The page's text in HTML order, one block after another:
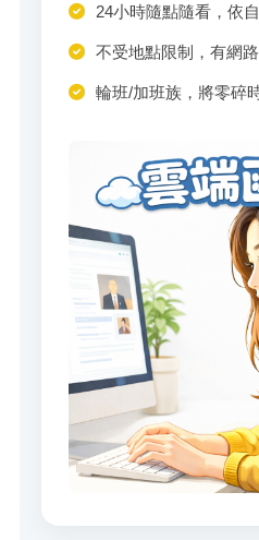
24小時隨點隨看，依
不受地點限制，有網
輪班/加班族，將零碎